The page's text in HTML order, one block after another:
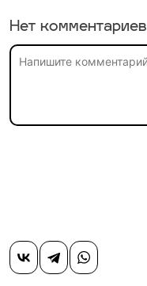
Нет комментариев